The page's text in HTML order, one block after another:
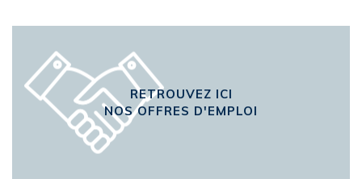
RETROUVEZ ICI
NOS OFFRES D'EMPLOI